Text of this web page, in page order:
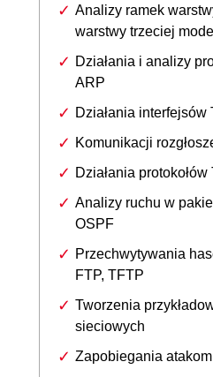
Analizy ramek
warstwy trzeciej
Działania i analizy
ARP
Działania interfejsów
Komunikacji
Działania
Analizy ruchu w
OSPF
Przechwytywania
FTP, TFTP
Tworzenia
sieciowych
Zapobiegania atakom